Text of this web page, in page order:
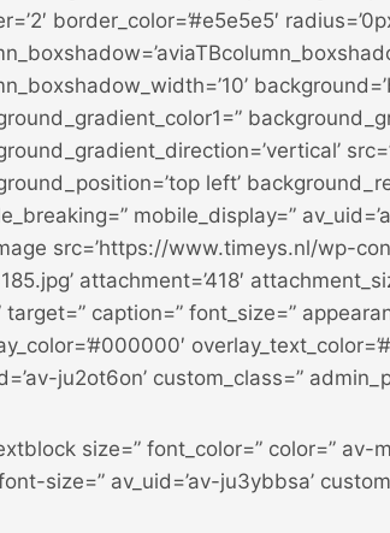
border_color=’#e5e5e5′
left’
mobile_display=”
src=’https://www.timeys.nl/wp-
attachment=’418′
target=” caption=” font_size=”
ju2ot6on’ custom_class=”
size=” font_color=” color=”
size=” av_uid=’av-ju3ybbsa’